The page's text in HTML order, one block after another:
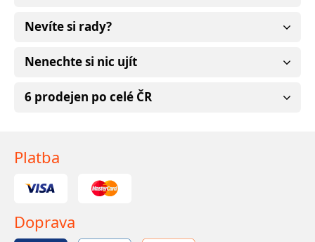
Nevíte si rady?
Nenechte si nic ujít
6 prodejen po celé ČR
Platba
Doprava